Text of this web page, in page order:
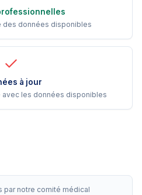
des données disponibles
à jour
avec les données disponibles
par notre comité médical